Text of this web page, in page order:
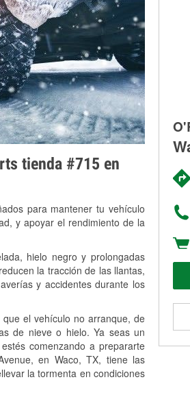
tienda #715 en
para mantener tu vehículo
y apoyar el rendimiento de la
hielo negro y prolongadas
la tracción de las llantas,
y accidentes durante los
el vehículo no arranque, de
de nieve o hielo. Ya seas un
comenzando a prepararte
en Waco, TX, tiene las
la tormenta en condiciones